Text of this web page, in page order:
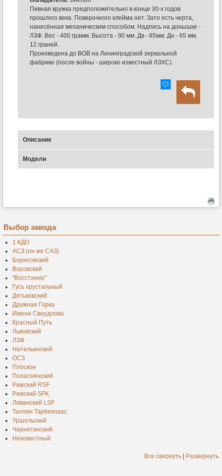
Пивная кружка предположительно в конце 30-х годов
прошлого века. Поверочного клейма нет. Зато есть черта,
нанесённая механическим способом. Надпись на донышке -
ЛЗФ. Вес - 400 грамм. Высота - 90 мм. Дв - 85мм. Дн - 65 мм.
12 граней.
Произведена до ВОВ на Ленинградской зеркальной
фабрике (после войны - широко известный ЛЗХС).
Описание
Модели
Выбор завода
1 КДО
АСЗ (он же САЗ)
Борисовский
Воровский
''Восстание''
Гусь хрустальный
Дятьковский
Дружная Горка
Имени Свердлова
Красный Путь
Львовский
ЛЗФ
Натальинский
ОСЗ
Плоское
Попаснянский
Рижский RSF
Рижский SFK
Ливанский LSF
Таллин Тарбеклаас
Уршельский
Чернятинский
Неизвестный
Все свернуть Развернуть